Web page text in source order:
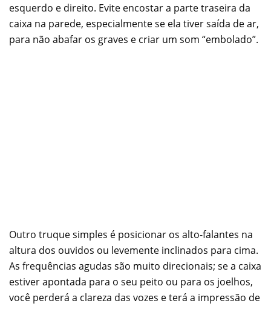
esquerdo e direito. Evite encostar a parte traseira da
caixa na parede, especialmente se ela tiver saída de ar,
para não abafar os graves e criar um som “embolado”.
Outro truque simples é posicionar os alto-falantes na
altura dos ouvidos ou levemente inclinados para cima.
As frequências agudas são muito direcionais; se a caixa
estiver apontada para o seu peito ou para os joelhos,
você perderá a clareza das vozes e terá a impressão de